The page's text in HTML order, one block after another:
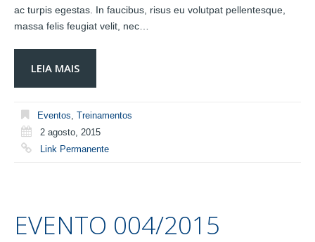
ac turpis egestas. In faucibus, risus eu volutpat pellentesque,
massa felis feugiat velit, nec…
LEIA MAIS
Eventos Treinamentos
2 agosto, 2015
Link Permanente
EVENTO 004/2015